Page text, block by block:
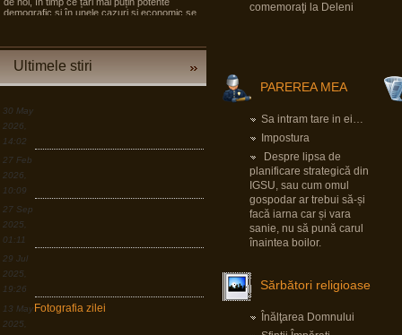
demografic și în unele cazuri și economic se
din societate, noi încă dezbatem cine e
războiul cea mai bună resursă a Europei sunt
Pârvu Florin
19 Mar 2026, 00:50
LINK
Pârvu Florin
30 Dec 2025, 18:17
Dacă e ceva ce am învățat în viața asta,
care te iubesc, e faptul că o criză e în egală
măsură o oportunitate, dar asta doar în
măsura în care ești dispus să sacrifici
confortul pe termen scurt și să ți asumi
riscuri.
Ultimele stiri
30 May
2026,
14:02
27 Feb
2026,
10:09
27 Sep
2025,
01:11
29 Jul
2025,
19:26
13 May
2025,
Fotografia zilei
comemoraţi la Deleni
PAREREA MEA
Sa intram tare in ei…
Impostura
Despre lipsa de
planificare strategică din
IGSU, sau cum omul
gospodar ar trebui să-și
facă iarna car și vara
sanie, nu să pună carul
înaintea boilor.
Sărbători religioase
Înălţarea Domnului